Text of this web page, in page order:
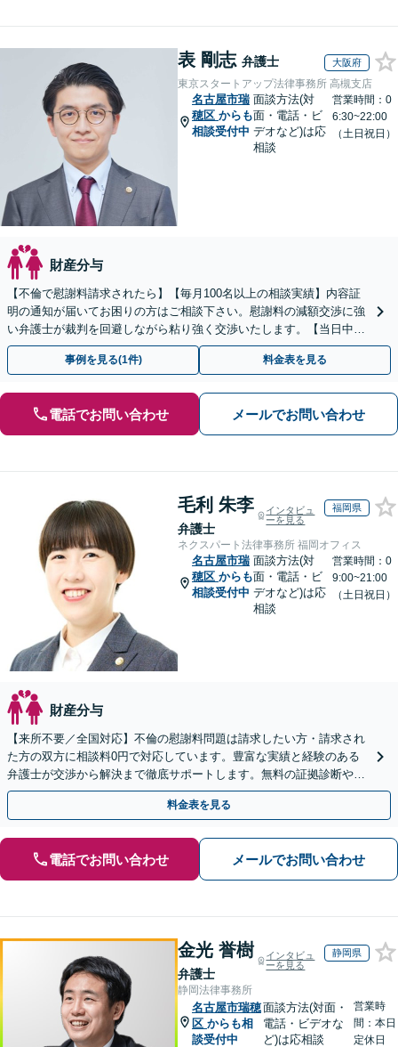
表 剛志 弁護士 大阪府
東京スタートアップ法律事務所 高槻支店
名古屋市瑞
穂区 からも
相談受付中
面談方法(対
面・電話・ビ
デオなど)は応
相談
営業時間：0
6:30~22:00
（土日祝日）
財産分与
【不倫で慰謝料請求されたら】【毎月100名以上の相談実績】内容証
明の通知が届いてお困りの方はご相談下さい。慰謝料の減額交渉に強
い弁護士が裁判を回避しながら粘り強く交渉いたします。【当日中の
相談可(予約制)】【全国対応】
事例を見る(1件) 料金表を見る
電話でお問い合わせ メールでお問い合わせ
毛利 朱李
弁護士
インタビュ
ーを見る
福岡県
ネクスパート法律事務所 福岡オフィス
名古屋市瑞
穂区 からも
相談受付中
面談方法(対
面・電話・ビ
デオなど)は応
相談
営業時間：0
9:00~21:00
（土日祝日）
財産分与
【来所不要／全国対応】不倫の慰謝料問題は請求したい方・請求され
た方の双方に相談料0円で対応しています。豊富な実績と経験のある
弁護士が交渉から解決まで徹底サポートします。無料の証拠診断や着
手金の返還保証もありますので安心してご相談ください。
料金表を見る
電話でお問い合わせ メールでお問い合わせ
金光 誉樹
弁護士
インタビュ
ーを見る
静岡県
静岡法律事務所
名古屋市瑞穂
区 からも相
談受付中
面談方法(対面・
電話・ビデオな
ど)は応相談
営業時
間：本日
定休日